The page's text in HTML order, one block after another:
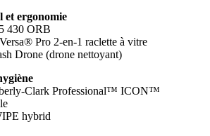
et ergonomie
430 ORB
Pro 2-en-1 raclette à vitre
Drone (drone nettoyant)
Clark Professional™ ICON™
hybrid